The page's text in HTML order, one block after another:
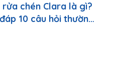
rửa chén Clara là gì?
10 câu hỏi thường